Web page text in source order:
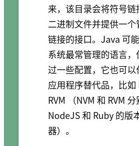
来，该目录会将符号链
二进制文件并提供一
链接的接口。Java 可
系统最常管理的语言
过一些配置，它也可以
应用程序替代品，比如
RVM （NVM 和 RVM
NodeJS 和 Ruby 的版
器）。